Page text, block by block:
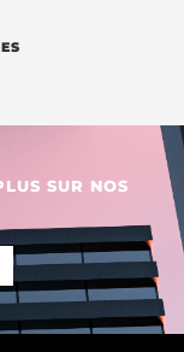
SUR NOS